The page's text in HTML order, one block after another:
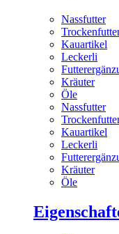
Nassfutter
Kauartikel
Leckerli
Kräuter
Öle
Nassfutter
Kauartikel
Leckerli
Kräuter
Öle